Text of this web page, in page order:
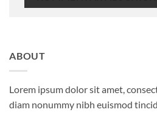
ABOUT
Lorem ipsum dolor sit amet,
diam nonummy nibh euismod